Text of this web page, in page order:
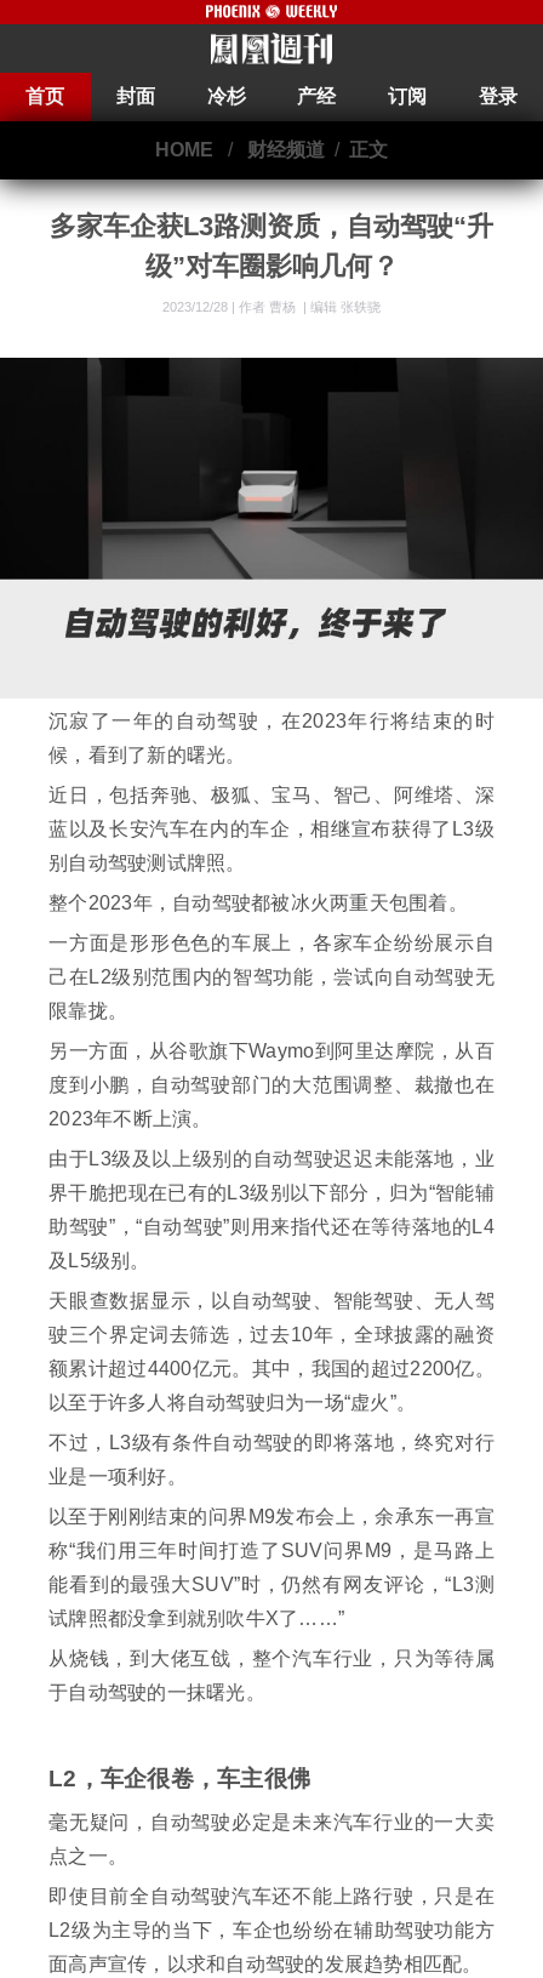
首页 封面 冷杉 产经 订阅 登录
HOME / 财经频道 / 正文
多家车企获L3路测资质，自动驾驶“升
级”对车圈影响几何？
2023/12/28 | 作者 曹杨 编辑 张轶骁
沉寂了一年的自动驾驶，在2023年行将结束的时
候，看到了新的曙光。
近日，包括奔驰、极狐、宝马、智己、阿维塔、深
蓝以及长安汽车在内的车企，相继宣布获得了L3级
别自动驾驶测试牌照。
整个2023年，自动驾驶都被冰火两重天包围着。
一方面是形形色色的车展上，各家车企纷纷展示自
己在L2级别范围内的智驾功能，尝试向自动驾驶无
限靠拢。
另一方面，从谷歌旗下Waymo到阿里达摩院，从百
度到小鹏，自动驾驶部门的大范围调整、裁撤也在
2023年不断上演。
由于L3级及以上级别的自动驾驶迟迟未能落地，业
界干脆把现在已有的L3级别以下部分，归为“智能辅
助驾驶”，“自动驾驶”则用来指代还在等待落地的L4
及L5级别。
天眼查数据显示，以自动驾驶、智能驾驶、无人驾
驶三个界定词去筛选，过去10年，全球披露的融资
额累计超过4400亿元。其中，我国的超过2200亿。
以至于许多人将自动驾驶归为一场“虚火”。
不过，L3级有条件自动驾驶的即将落地，终究对行
业是一项利好。
以至于刚刚结束的问界M9发布会上，余承东一再宣
称“我们用三年时间打造了SUV问界M9，是马路上
能看到的最强大SUV”时，仍然有网友评论，“L3测
试牌照都没拿到就别吹牛X了……”
从烧钱，到大佬互戗，整个汽车行业，只为等待属
于自动驾驶的一抹曙光。
L2，车企很卷，车主很佛
毫无疑问，自动驾驶必定是未来汽车行业的一大卖
点之一。
即使目前全自动驾驶汽车还不能上路行驶，只是在
L2级为主导的当下，车企也纷纷在辅助驾驶功能方
面高声宣传，以求和自动驾驶的发展趋势相匹配。